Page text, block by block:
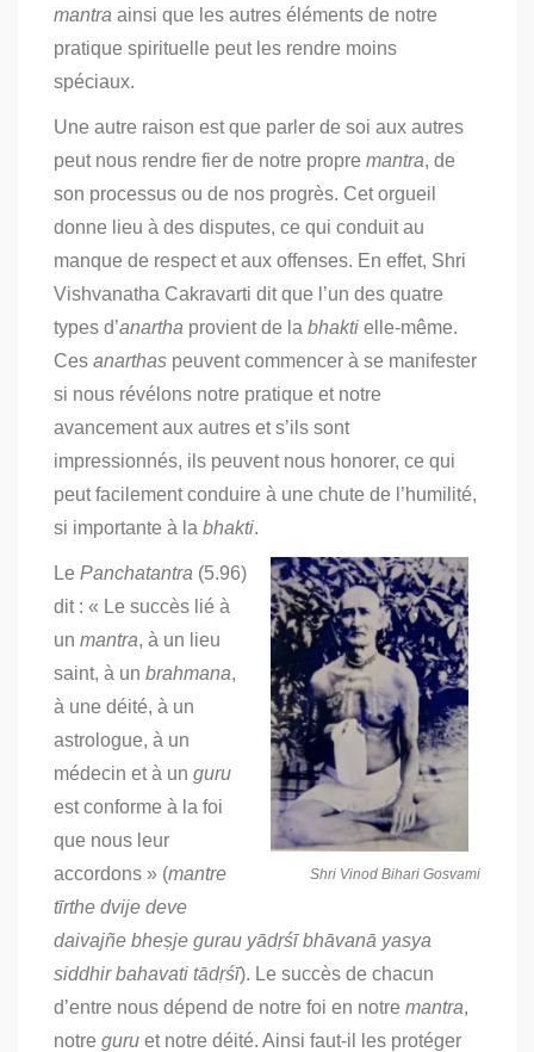
mantra ainsi que les autres éléments de notre
pratique spirituelle peut les rendre moins
spéciaux.
Une autre raison est que parler de soi aux autres
peut nous rendre fier de notre propre mantra, de
son processus ou de nos progrès. Cet orgueil
donne lieu à des disputes, ce qui conduit au
manque de respect et aux offenses. En effet, Shri
Vishvanatha Cakravarti dit que l’un des quatre
types d’anartha provient de la bhakti elle-même.
Ces anarthas peuvent commencer à se manifester
si nous révélons notre pratique et notre
avancement aux autres et s’ils sont
impressionnés, ils peuvent nous honorer, ce qui
peut facilement conduire à une chute de l’humilité,
si importante à la bhakti.
Shri Vinod Bihari Gosvami
Le Panchatantra (5.96)
dit : « Le succès lié à
un mantra, à un lieu
saint, à un brahmana,
à une déité, à un
astrologue, à un
médecin et à un guru
est conforme à la foi
que nous leur
accordons » (mantre
tīrthe dvije deve
daivajñe bheṣje gurau yādṛśī bhāvanā yasya
siddhir bahavati tādṛśī). Le succès de chacun
d’entre nous dépend de notre foi en notre mantra,
notre guru et notre déité. Ainsi faut-il les protéger